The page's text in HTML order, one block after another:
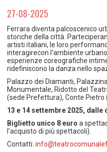
Coordinamento Provinciale
27-08-2025
Ferrara diventa palcoscenico
storiche della città.
artisti italiani, le loro
interagirecon l'ambiente
esperienze coreografiche
ridefiniscono la danza nello
Palazzo dei Diamanti,
Monumentale, Ridotto del
(sede Prefettura), Conte Pietro
13 e 14 settembre 2025, dalle
Biglietto unico 8 euro a
l’acquisto di più spettacoli).
Contatti: